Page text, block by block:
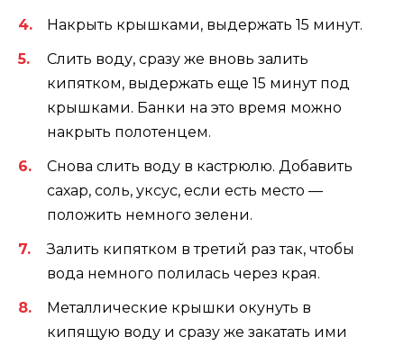
Накрыть крышками, выдержать 15 минут.
Слить воду, сразу же вновь залить
кипятком, выдержать еще 15 минут под
крышками. Банки на это время можно
накрыть полотенцем.
Снова слить воду в кастрюлю. Добавить
сахар, соль, уксус, если есть место —
положить немного зелени.
Залить кипятком в третий раз так, чтобы
вода немного полилась через края.
Металлические крышки окунуть в
кипящую воду и сразу же закатать ими